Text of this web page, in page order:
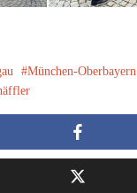
München-Oberbayern